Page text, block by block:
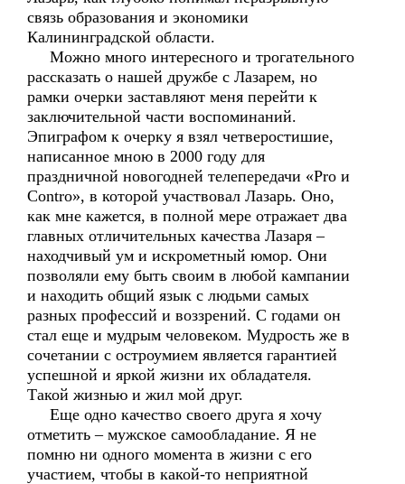
связь образования и экономики
Калининградской области.
Можно много интересного и трогательного
рассказать о нашей дружбе с Лазарем, но
рамки очерки заставляют меня перейти к
заключительной части воспоминаний.
Эпиграфом к очерку я взял четверостишие,
написанное мною в 2000 году для
праздничной новогодней телепередачи «Pro и
Contro», в которой участвовал Лазарь. Оно,
как мне кажется, в полной мере отражает два
главных отличительных качества Лазаря –
находчивый ум и искрометный юмор. Они
позволяли ему быть своим в любой кампании
и находить общий язык с людьми самых
разных профессий и воззрений. С годами он
стал еще и мудрым человеком. Мудрость же в
сочетании с остроумием является гарантией
успешной и яркой жизни их обладателя.
Такой жизнью и жил мой друг.
Еще одно качество своего друга я хочу
отметить – мужское самообладание. Я не
помню ни одного момента в жизни с его
участием, чтобы в какой-то неприятной